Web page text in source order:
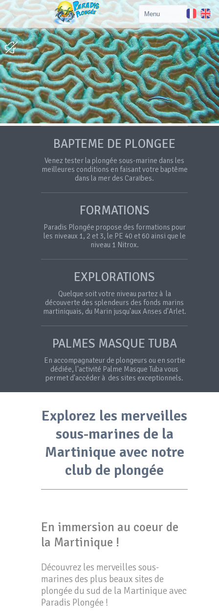
BAPTEME DE PLONGEE
Venez tester la plongée sous-marine dans les
meilleures conditions en faisant votre baptême
dans la mer des Caraïbes.
FORMATIONS
Paradis Plongée propose des formations pour
les niveaux 1, 2 et 3, le PE 40 et 60 ainsi que le
niveau 1 Nitrox.
EXPLORATIONS
Quelque soit votre niveau partez à la
découverte des splendeurs des fonds marins
martiniquais, du Marin jusqu'aux Anses d'Arlet.
PALMES MASQUE TUBA
En accompagnateur de plongeurs ou en sortie
dédiée, l'activité Palme Masque Tuba vous
permet d'accéder à des sites exceptionnels.
Explorez les merveilles
sous-marines de la
Martinique avec notre
club de plongée
En immersion au coeur de
la Martinique !
Découvrez les merveilles sous-
marines des plus beaux sites de
plongée du sud de la Martinique avec
Paradis Plongée !